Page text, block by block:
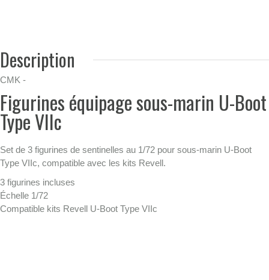
Description
CMK -
Figurines équipage sous-marin U-Boot
Type VIIc
Set de 3 figurines de sentinelles au 1/72 pour sous-marin U-Boot
Type VIIc, compatible avec les kits Revell.
3 figurines incluses
Échelle 1/72
Compatible kits Revell U-Boot Type VIIc